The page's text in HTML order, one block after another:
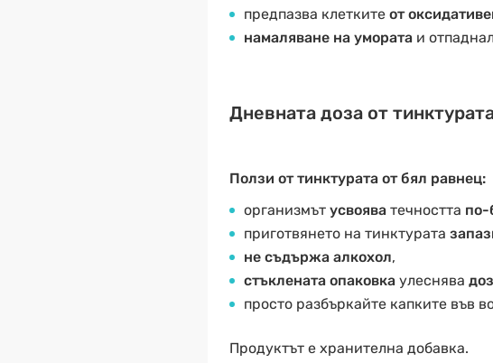
предпазва клетките от
намаляване на умората и
Дневната доза от
Ползи от тинктурата от бял равнец:
организмът усвояватечността по-
приготвянето на тинктурата
не съдържа алкохол,
стъклената опаковкаулеснява
просто разбъркайте капките във
Продуктът е хранителна добавка.